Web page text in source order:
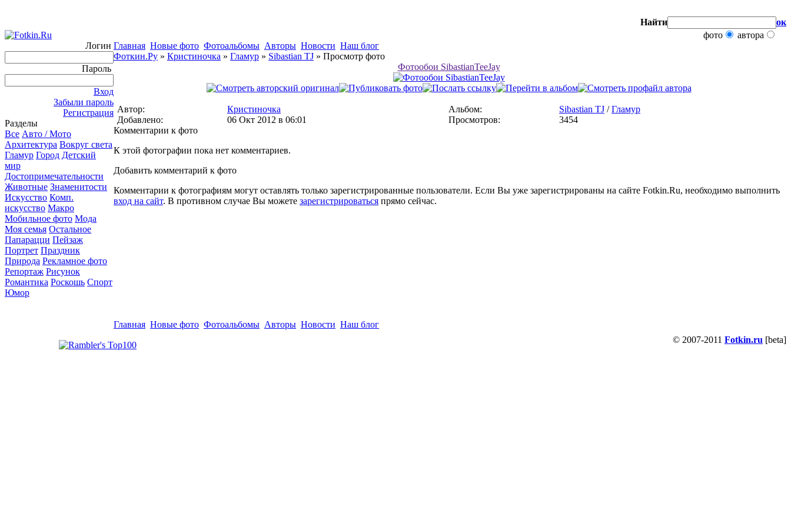
Найти
ок
фото
автора
Логин
Пароль
Вход
Забыли пароль
Регистрация
Разделы
Все Авто / Мото
Архитектура Вокруг света
Гламур Город Детский
мир
Достопримечательности
Животные Знаменитости
Искусство Комп.
искусство Макро
Мобильное фото Мода
Моя семья Остальное
Папарацци Пейзаж
Портрет Праздник
Природа Рекламное фото
Репортаж Рисунок
Романтика Роскошь Спорт
Юмор
Главная Новые фото Фотоальбомы Авторы Новости Наш блог
Фоткин.Ру » Кристиночка » Гламур » Sibastian TJ » Просмотр фото
Фотообои SibastianTeeJay
Автор: Кристиночка Альбом: Sibastian TJ /Гламур
Добавлено:
06 Окт 2012 в 06:01 Просмотров:
3454
Комментарии к фото
К этой фотографии пока нет комментариев.
Добавить комментарий к фото
Комментарии к фотографиям могут оставлять только зарегистрированные пользователи. Если Вы уже зарегистрированы на сайте Fotkin.Ru, необходимо выполнить
вход на сайт. В противном случае Вы можете зарегистрироваться прямо сейчас.
Главная Новые фото Фотоальбомы Авторы Новости Наш блог
© 2007-2011 Fotkin.ru [beta]